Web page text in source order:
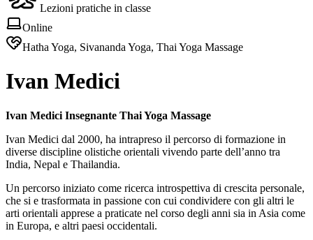
Lezioni pratiche in classe
Online
Hatha Yoga, Sivananda Yoga, Thai Yoga Massage
Ivan Medici
Ivan Medici Insegnante Thai Yoga Massage
Ivan Medici dal 2000, ha intrapreso il percorso di formazione in
diverse discipline olistiche orientali vivendo parte dell’anno tra
India, Nepal e Thailandia.
Un percorso iniziato come ricerca introspettiva di crescita personale,
che si e trasformata in passione con cui condividere con gli altri le
arti orientali apprese a praticate nel corso degli anni sia in Asia come
in Europa, e altri paesi occidentali.